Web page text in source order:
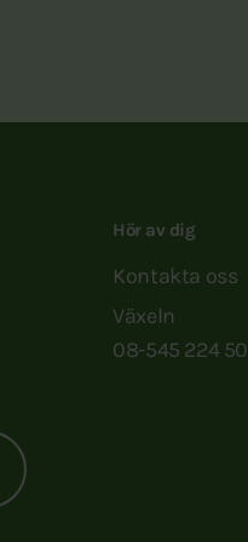
Hör av dig
Kontakta oss
Växeln
08-545 224 50